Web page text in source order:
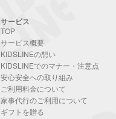
サービス
TOP
サービス概要
KIDSLINEの想い
KIDSLINEでのマナー・注意点
安心安全への取り組み
ご利用料金について
家事代行のご利用について
ギフトを贈る